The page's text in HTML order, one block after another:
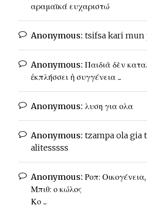
αραμαϊκά ευχαριστώ
Anonymous: tsifsa kari
Anonymous: Παιδιὰ δὲν
ἐκπλήσσει ἡ συγγένεια ...
Anonymous: λυση για ολα
Anonymous: tzampa ola gia
alitesssss
Anonymous: Ροπ: Οικογένεια,
Μπιθ: ο κώλος
Κο ...